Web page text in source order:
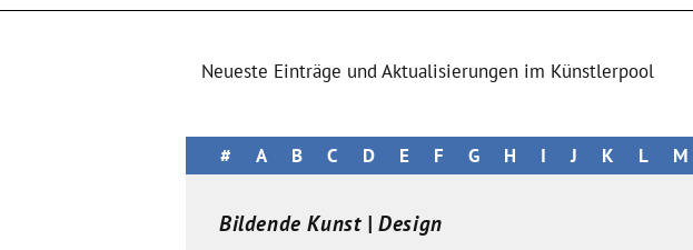
Neueste Einträge und Aktualisierungen im Künstlerpool
# A B C D E F G H I J K L M
Bildende Kunst | Design